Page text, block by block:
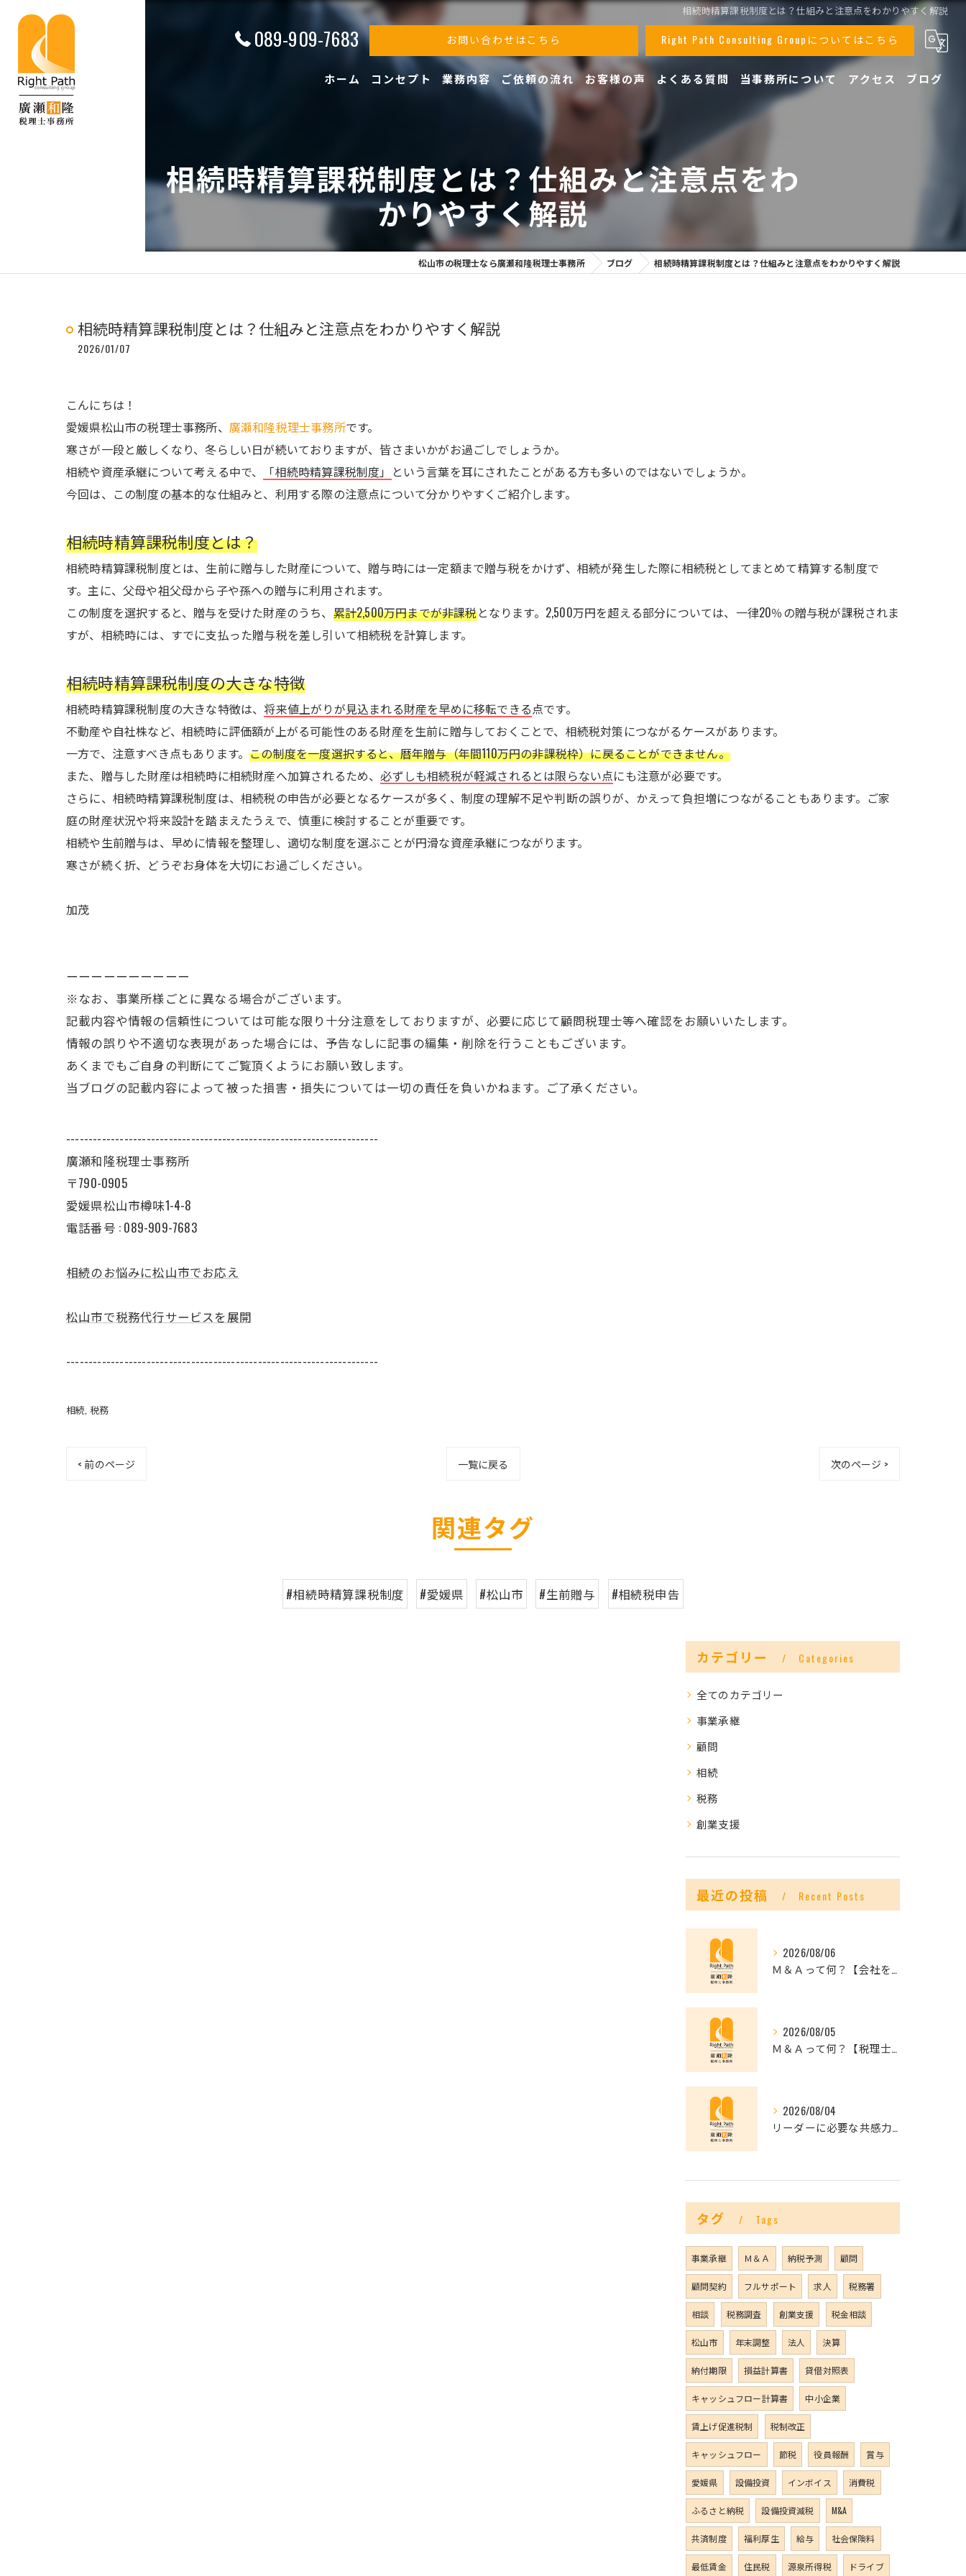
相続時精算課税制度とは？仕組みと注意点をわかりやすく解説
089-909-7683 お問い合わせはこちら Right Path Consulting Groupについてはこちら
ホーム コンセプト 業務内容 ご依頼の流れ お客様の声 よくある質問 当事務所について
相続
創業支援
アクセス ブログ
相続時精算課税制度とは？仕組みと注意点をわ
かりやすく解説
松山市の税理士なら廣瀬和隆税理士事務所 ブログ 相続時精算課税制度とは？仕組みと注意点をわかりやすく解説
相続時精算課税制度とは？仕組みと注意点をわかりやすく解説
2026/01/07
こんにちは！
愛媛県松山市の税理士事務所、 廣瀬和隆税理士事務所です。
寒さが一段と厳しくなり、冬らしい日が続いておりますが、皆さまいかがお過ごしでしょうか。
相続や資産承継について考える中で、
「相続時精算課税制度」 という言葉を耳にされたことがある方も多いのではないでしょうか。
今回は、この制度の基本的な仕組みと、利用する際の注意点について分かりやすくご紹介します。
相続時精算課税制度とは？
相続時精算課税制度とは、生前に贈与した財産について、贈与時には一定額まで贈与税をかけず、相続が発生した際に相続税としてまとめて精算する制度で
す。主に、父母や祖父母から子や孫への贈与に利用されます。
この制度を選択すると、贈与を受けた財産のうち、 累計2,500万円までが非課税となります。2,500万円を超える部分については、一律20％の贈与税が課税されま
すが、相続時には、すでに支払った贈与税を差し引いて相続税を計算します。
相続時精算課税制度の大きな特徴
相続時精算課税制度の大きな特徴は、 将来値上がりが見込まれる財産を早めに移転できる点です。
不動産や自社株など、相続時に評価額が上がる可能性のある財産を生前に贈与しておくことで、相続税対策につながるケースがあります。
一方で、注意すべき点もあります。この制度を一度選択すると、暦年贈与（年間110万円の非課税枠）に戻ることができません。
また、贈与した財産は相続時に相続財産へ加算されるため、必ずしも相続税が軽減されるとは限らない点にも注意が必要です。
さらに、相続時精算課税制度は、相続税の申告が必要となるケースが多く、制度の理解不足や判断の誤りが、かえって負担増につながることもあります。ご家
庭の財産状況や将来設計を踏まえたうえで、慎重に検討することが重要です。
相続や生前贈与は、早めに情報を整理し、適切な制度を選ぶことが円滑な資産承継につながります。
寒さが続く折、どうぞお身体を大切にお過ごしください。
加茂
ーーーーーーーーーー
※なお、事業所様ごとに異なる場合がございます。
記載内容や情報の信頼性については可能な限り十分注意をしておりますが、必要に応じて顧問税理士等へ確認をお願いいたします。
情報の誤りや不適切な表現があった場合には、予告なしに記事の編集・削除を行うこともございます。
あくまでもご自身の判断にてご覧頂くようにお願い致します。
当ブログの記載内容によって被った損害・損失については一切の責任を負いかねます。ご了承ください。
----------------------------------------------------------------------
廣瀬和隆税理士事務所
〒790-0905
愛媛県松山市樽味1-4-8
電話番号 : 089-909-7683
相続のお悩みに松山市でお応え
松山市で税務代行サービスを展開
----------------------------------------------------------------------
相続 税務
< 前のページ 一覧に戻る 次のページ >
関連タグ
#相続時精算課税制度 #愛媛県 #松山市 #生前贈与 #相続税申告
カテゴリー Categories
全てのカテゴリー
事業承継
顧問
相続
税務
創業支援
最近の投稿 Recent Posts
2026/08/06
Ｍ＆Ａって何？【会社を未来へつなぐ選択肢】
2026/08/05
Ｍ＆Ａって何？【税理士だからできること】
2026/08/04
リーダーに必要な共感力とは？
タグ Tags
事業承継 Ｍ＆Ａ 納税予測 顧問
顧問契約 フルサポート 求人 税務署
相談 税務調査 創業支援 税金相談
松山市 年末調整 法人 決算
納付期限 損益計算書 貸借対照表
キャッシュフロー計算書 中小企業
賃上げ促進税制 税制改正
キャッシュフロー 節税 役員報酬 賞与
愛媛県 設備投資 インボイス 消費税
ふるさと納税 設備投資減税 M&A
共済制度 福利厚生 給与 社会保険料
最低賃金 住民税 源泉所得税 ドライブ